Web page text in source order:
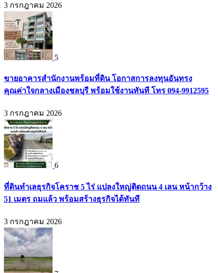
3 กรกฎาคม 2026
5
ขายอาคารสำนักงานพร้อมที่ดิน โอกาสการลงทุนอันทรง
คุณค่าใจกลางเมืองชลบุรี พร้อมใช้งานทันที โทร 094-9912595
3 กรกฎาคม 2026
6
ที่ดินทำเลธุรกิจโคราช 5 ไร่ แปลงใหญ่ติดถนน 4 เลน หน้ากว้าง
51 เมตร ถมแล้ว พร้อมสร้างธุรกิจได้ทันที
3 กรกฎาคม 2026